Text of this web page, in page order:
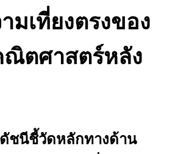
มเที่ยงตรงของ
ตศาสตร์หลัง
ชนีชี้วัดหลักทางด้าน